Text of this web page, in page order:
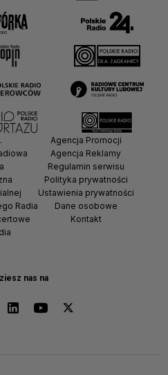
nas na
Radia
Agencja Promocji
Agencja Reklamy
Regulamin serwisu
Polityka prywatności
Ustawienia prywatności
Dane osobowe
Kontakt